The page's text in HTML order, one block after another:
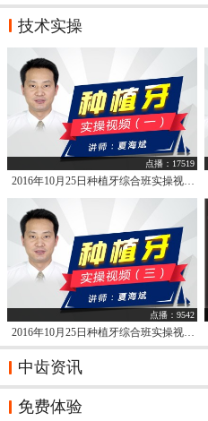
技术实操
2016年10月25日种植牙综合班实操视频1
点播：17519
2016年10月25日种植牙综合班实操视频3
点播：9542
中齿资讯
免费体验